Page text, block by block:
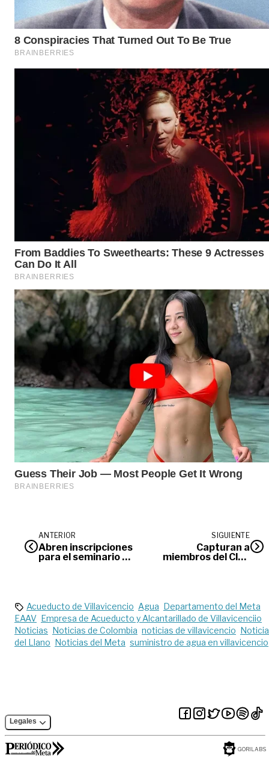
ANTERIOR
Abren inscripciones
para el seminario de
SIGUIENTE
Capturan a
miembros del Clan
Acueducto de Villavicencio Agua Departamento del Meta
EAAV Empresa de Acueducto y Alcantarillado de Villavicenciio
Noticias Noticias de Colombia noticias de villavicencio
del Llano Noticias del Meta suministro de agua en villavicencio
Legales
GORILABS